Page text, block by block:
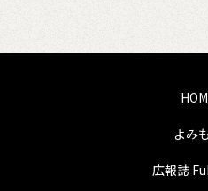
よみ
広報誌